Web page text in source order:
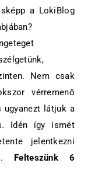
a LokiBlog
Nem csak
vérremenő
ugyanezt látjuk a
Idén így ismét
jelentkezni
Felteszünk 6